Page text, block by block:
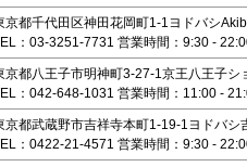
京都千代田区神田花岡町1-1ヨドバシ
：03-3251-7731 営業時間：9:30 -
京都八王子市明神町3-27-1京王八王子シ
：042-648-1031 営業時間：11:00 -
京都武蔵野市吉祥寺本町1-19-1ヨドバシ
：0422-21-4571 営業時間：9:30 -